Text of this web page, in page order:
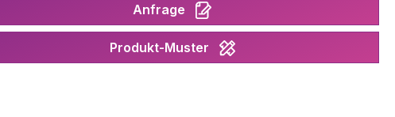
Anfrage
Produkt-Muster